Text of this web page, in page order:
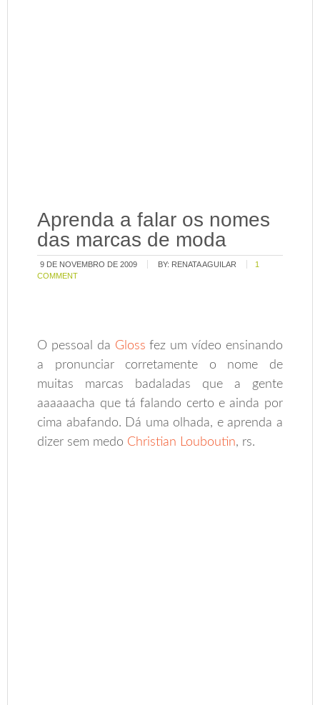
Aprenda a falar os nomes
das marcas de moda
9 DE NOVEMBRO DE 2009 BY: RENATA AGUILAR
1
COMMENT
O pessoal da Gloss fez um vídeo ensinando
a pronunciar corretamente o nome de
muitas marcas badaladas que a gente
aaaaaacha que tá falando certo e ainda por
cima abafando. Dá uma olhada, e aprenda a
dizer sem medo Christian Louboutin, rs.